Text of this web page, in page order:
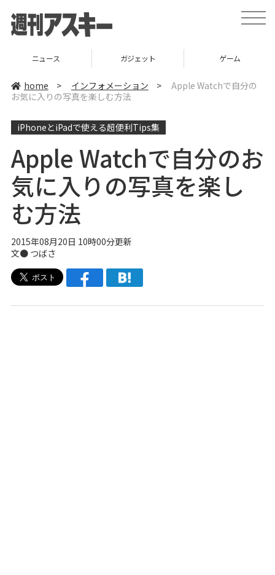
t
o
v
n
ニュース ガジェット ゲーム
home > インフォメーション >
Apple Watchで自分の
お気に入りの写真を楽しむ方法
iPhoneとiPadで使える超便利Tips集
Apple Watchで自分のお
気に入りの写真を楽し
む方法
2015年08月20日 10時00分更新
文● つばさ